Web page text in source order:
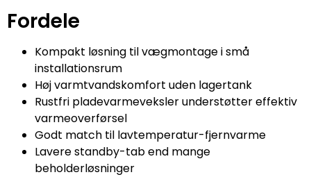
Fordele
Kompakt løsning til vægmontage i små
installationsrum
Høj varmtvandskomfort uden lagertank
Rustfri pladevarmeveksler understøtter effektiv
varmeoverførsel
Godt match til lavtemperatur-fjernvarme
Lavere standby-tab end mange
beholderløsninger